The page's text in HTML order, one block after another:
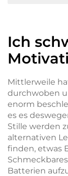
Ich
Mittlerweile
durchwoben
enorm
es es
Stille werden
alternativen
finden, etwas
Batterien